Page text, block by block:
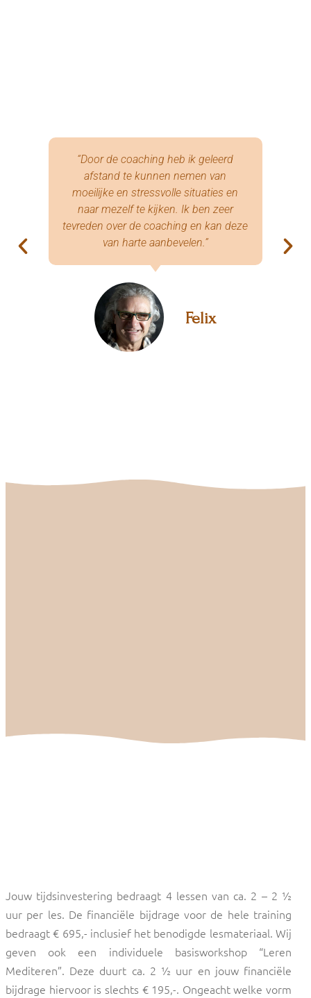
“Door de coaching heb ik geleerd
afstand te kunnen nemen van
moeilijke en stressvolle situaties en
naar mezelf te kijken. Ik ben zeer
tevreden over de coaching en kan deze
van harte aanbevelen.”
Felix
Jouw tijdsinvestering bedraagt 4 lessen van ca. 2 – 2 ½
uur per les. De financiële bijdrage voor de hele training
bedraagt € 695,- inclusief het benodigde lesmateriaal. Wij
geven ook een individuele basisworkshop “Leren
Mediteren”. Deze duurt ca. 2 ½ uur en jouw financiële
bijdrage hiervoor is slechts € 195,-. Ongeacht welke vorm